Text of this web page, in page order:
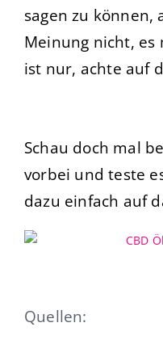
sagen zu können,
Meinung nicht, es
ist nur, achte auf
Schau doch mal
vorbei und teste
dazu einfach auf
Quellen: